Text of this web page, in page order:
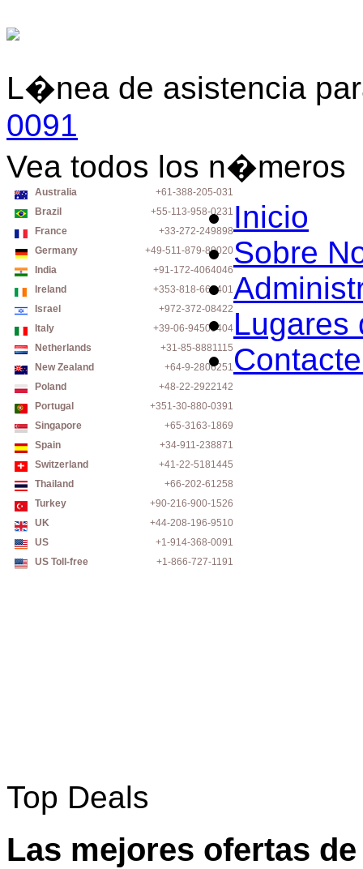
L�nea de asistencia
0091
Vea todos los n�meros
Australia
+61-388-205-031
Brazil
+55-113-958-0231
France
+33-272-249898
Germany
+49-511-879-89020
India
+91-172-4064046
Ireland
+353-818-663401
Israel
+972-372-08422
Italy
+39-06-94500404
Netherlands
+31-85-8881115
New Zealand
+64-9-2806251
Poland
+48-22-2922142
Portugal
+351-30-880-0391
Singapore
+65-3163-1869
Spain
+34-911-238871
Switzerland
+41-22-5181445
Thailand
+66-202-61258
Turkey
+90-216-900-1526
UK
+44-208-196-9510
US
+1-914-368-0091
US Toll-free
+1-866-727-1191
Inicio
Sobre
Lugares
Top Deals
Las mejores ofertas